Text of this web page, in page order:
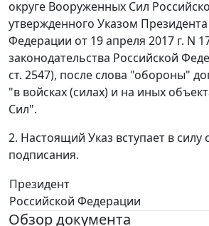
округе Вооруженных Сил
утвержденного Указом
Федерации от 19 апреля 2017 г. N
законодательства Российской
ст. 2547), после слова "обороны"
"в войсках (силах) и на иных
Сил".
2. Настоящий Указ вступает в силу
подписания.
Президент
Российской Федерации
Обзор документа